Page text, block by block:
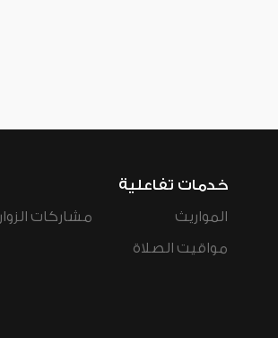
خدمات تفاعلية
المواريث
مواقيت الصلاة
مشاركات الزوار